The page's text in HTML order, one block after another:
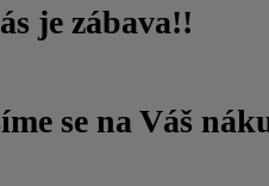
je zábava!!
se na Váš